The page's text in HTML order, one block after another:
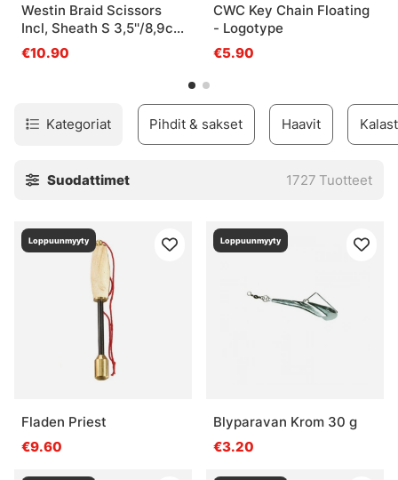
Westin Braid Scissors
Incl, Sheath S 3,5''/8,9cm
Black Sand
€10.90
CWC Key Chain Floating
- Logotype
€5.90
Kategoriat Pihdit & sakset Haavit
Suodattimet 1727 Tuotteet
Loppuunmyyty
Fladen Priest
€9.60
Loppuunmyyty
Blyparavan Krom 30 g
€3.20